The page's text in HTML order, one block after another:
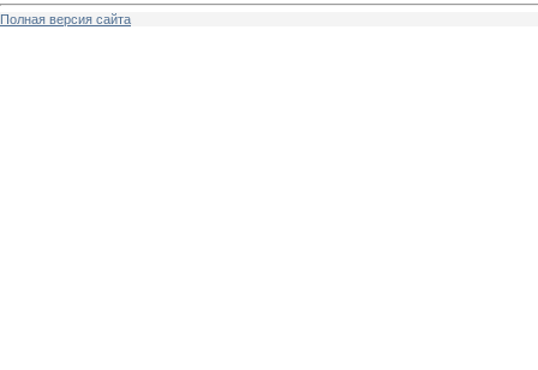
Полная версия сайта